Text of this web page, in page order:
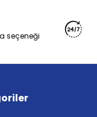
seçeneği